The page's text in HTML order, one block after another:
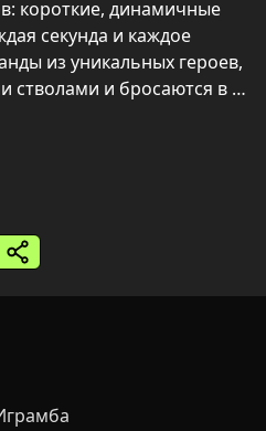
короткие, динамичные
секунда и каждое
из уникальных героев,
стволами и бросаются в
победителем.
и имеют разную
мультиплеера до
быстрыми и